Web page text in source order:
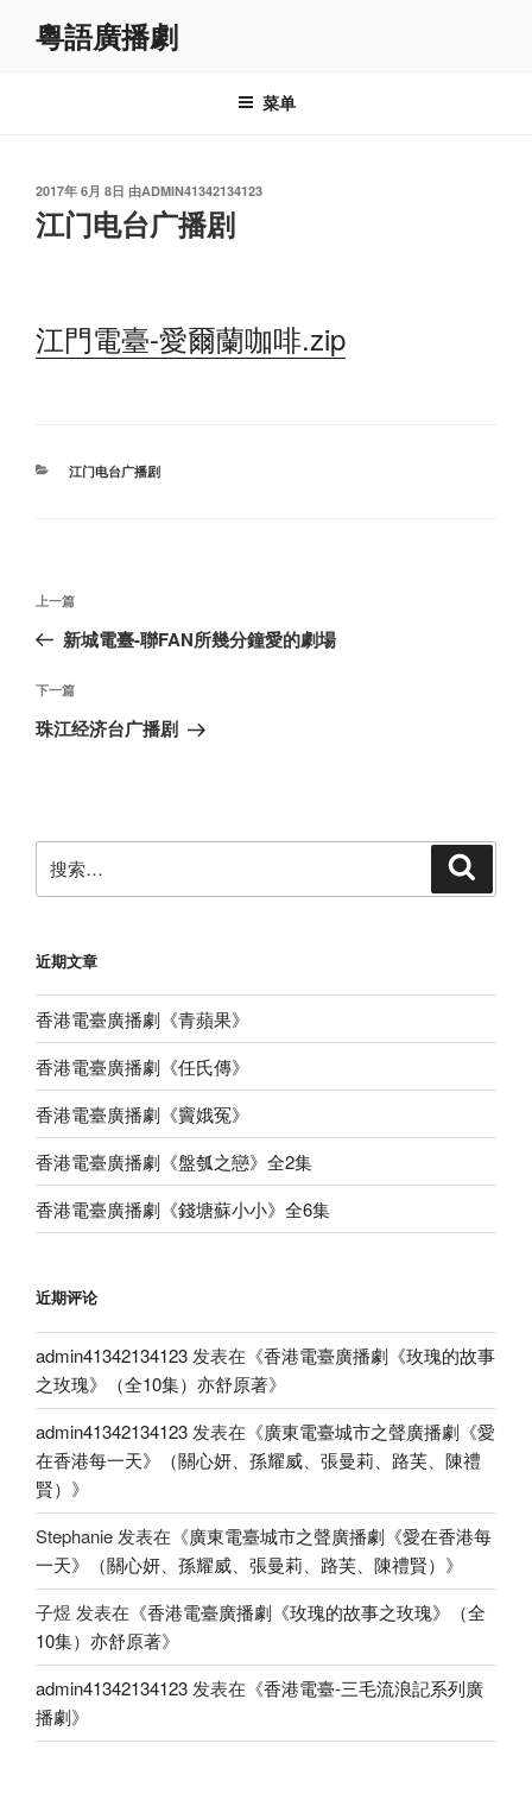
粵語廣播劇
菜单
发
布
于
2017年 6月 8日 由ADMIN41342134123
江门电台广播剧
江門電臺-愛爾蘭咖啡.zip
分
江门电台广播剧
文
导
航
上
一
文
章
上一篇
新城電臺-聯FAN所幾分鐘愛的劇場
下
一
下一篇
珠江经济台广播剧
索：
近期文章
香港電臺廣播劇《青蘋果》
香港電臺廣播劇《任氏傳》
香港電臺廣播劇《竇娥冤》
香港電臺廣播劇《盤瓠之戀》全2集
香港電臺廣播劇《錢塘蘇小小》全6集
近期评论
admin41342134123发表在《香港電臺廣播劇《玫瑰的故事
之玫瑰》（全10集）亦舒原著》
admin41342134123发表在《廣東電臺城市之聲廣播劇《愛
在香港每一天》（關心妍、孫耀威、張曼莉、路芙、陳禮
賢） 》
Stephanie发表在《廣東電臺城市之聲廣播劇《愛在香港每
一天》（關心妍、孫耀威、張曼莉、路芙、陳禮賢） 》
子煜 发表在《香港電臺廣播劇《玫瑰的故事之玫瑰》（全
10集）亦舒原著》
admin41342134123发表在《香港電臺-三毛流浪記系列廣
播劇》